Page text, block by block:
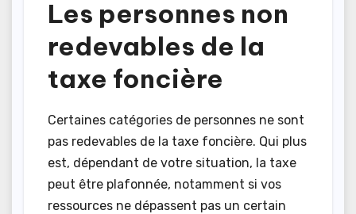
Les personnes non
redevables de la
taxe foncière
Certaines catégories de personnes ne sont
pas redevables de la taxe foncière. Qui plus
est, dépendant de votre situation, la taxe
peut être plafonnée, notamment si vos
ressources ne dépassent pas un certain